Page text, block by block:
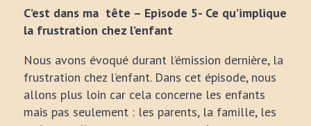
C’est dans ma tête – Episode 5- Ce qu’implique
la frustration chez l’enfant
Nous avons évoqué durant l’émission dernière, la
frustration chez l’enfant. Dans cet épisode, nous
allons plus loin car cela concerne les enfants
mais pas seulement : les parents, la famille, les